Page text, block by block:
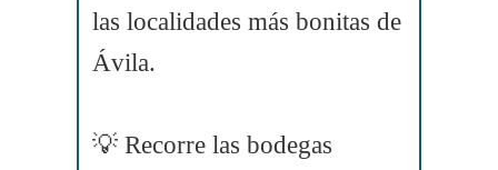
las localidades más bonitas de
Ávila.
💡 Recorre las bodegas